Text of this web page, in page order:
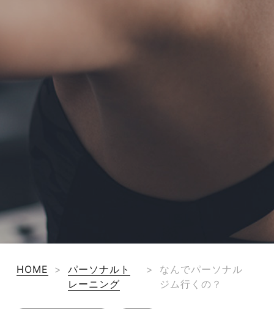
HOME >
パーソナルト
レーニング
>
なんでパーソナル
ジム行くの？